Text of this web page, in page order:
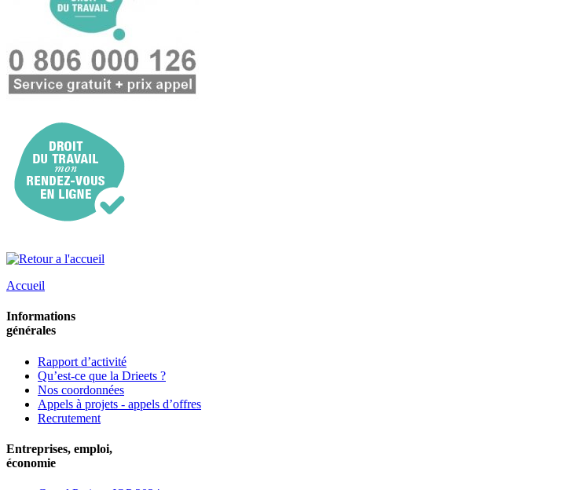
Accueil
Informations
générales
Rapport d’activité
Qu’est-ce que la Drieets ?
Nos coordonnées
Appels à projets - appels d’offres
Recrutement
Entreprises, emploi,
économie